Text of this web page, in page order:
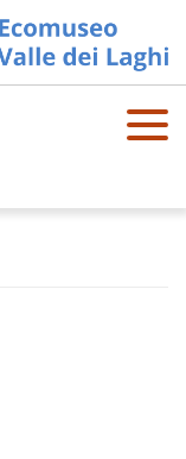
OPE